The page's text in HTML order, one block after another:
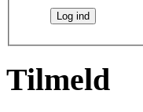
Tilmeld